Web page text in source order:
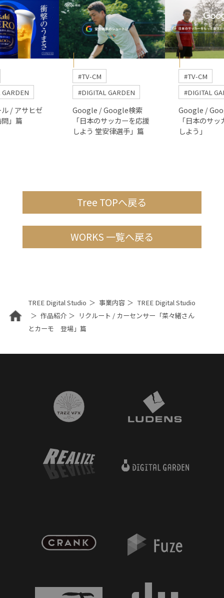
/ アサヒゼ
」篇
#TV-CM
#DIGITAL GARDEN
Google / Google検索
「日本のサッカーを応援
しよう 堂安律選手」篇
#TV-CM
#DIGITAL
Google /
「日本のサ
しよう」
Tree TOPへ戻る
WORKS 一覧へ戻る
TREE Digital Studio 事業内容
TREE Digital Studio
作品紹介
リクルート / カーセンサー「菜々緒さん
とカーモ 登場」篇